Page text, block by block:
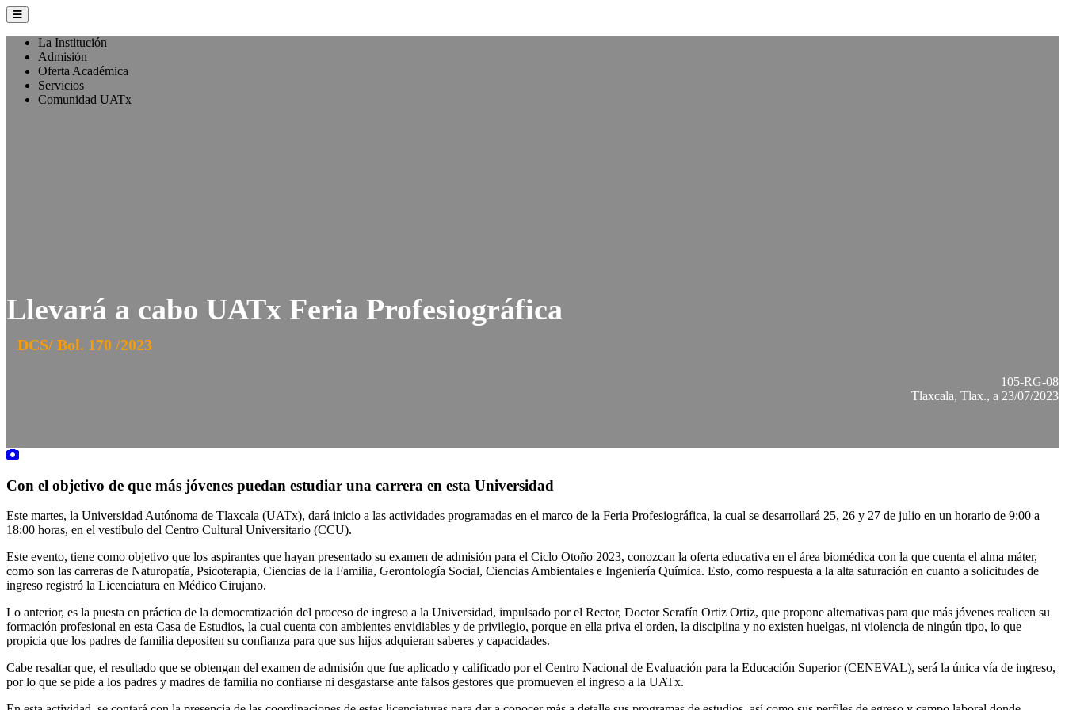
La Institución
Admisión
Oferta Académica
Servicios
Comunidad UATx
Llevará a cabo UATx Feria Profesiográfica
DCS/ Bol. 170 /2023
105-RG-08
Tlaxcala, Tlax., a 23/07/2023
Con el objetivo de que más jóvenes puedan estudiar una carrera en esta Universidad
Este martes, la Universidad Autónoma de Tlaxcala (UATx), dará inicio a las actividades programadas en el marco de la Feria Profesiográfica, la cual se desarrollará 25, 26 y 27 de julio en un horario de 9:00 a
18:00 horas, en el vestíbulo del Centro Cultural Universitario (CCU).
Este evento, tiene como objetivo que los aspirantes que hayan presentado su examen de admisión para el Ciclo Otoño 2023, conozcan la oferta educativa en el área biomédica con la que cuenta el alma máter,
como son las carreras de Naturopatía, Psicoterapia, Ciencias de la Familia, Gerontología Social, Ciencias Ambientales e Ingeniería Química. Esto, como respuesta a la alta saturación en cuanto a solicitudes de
ingreso registró la Licenciatura en Médico Cirujano.
Lo anterior, es la puesta en práctica de la democratización del proceso de ingreso a la Universidad, impulsado por el Rector, Doctor Serafín Ortiz Ortiz, que propone alternativas para que más jóvenes realicen su
formación profesional en esta Casa de Estudios, la cual cuenta con ambientes envidiables y de privilegio, porque en ella priva el orden, la disciplina y no existen huelgas, ni violencia de ningún tipo, lo que
propicia que los padres de familia depositen su confianza para que sus hijos adquieran saberes y capacidades.
Cabe resaltar que, el resultado que se obtengan del examen de admisión que fue aplicado y calificado por el Centro Nacional de Evaluación para la Educación Superior (CENEVAL), será la única vía de ingreso,
por lo que se pide a los padres y madres de familia no confiarse ni desgastarse ante falsos gestores que promueven el ingreso a la UATx.